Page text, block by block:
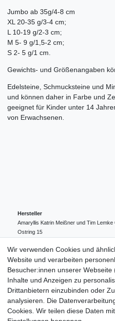
Jumbo ab 35g/4-8 cm
XL 20-35 g/3-4 cm;
L 10-19 g/2-3 cm;
M 5- 9 g/1,5-2 cm;
S 2- 5 g/1 cm.
Gewichts- und Größenangaben
Edelsteine, Schmucksteine und
und können daher in Farbe und
geeignet für Kinder unter 14
von Erwachsenen.
Hersteller
Amaryllis Katrin Meißner und Tim Lemke
Ostring 15
004943548099856
amaryllis-eckernfoerde@t-online.de
EU-Verantwortlicher
Amaryllis Katrin Meißner und Tim Lemke
Ostring
15
004943548099856
amaryllis-eckernfoerde@t-online.de
Wir verwenden Cookies und
Website und verarbeiten
Besucher:innen unserer Webseite
Inhalte und Anzeigen zu
Drittanbietern einzubinden oder
analysieren. Die
Cookies. Wir teilen diese Daten